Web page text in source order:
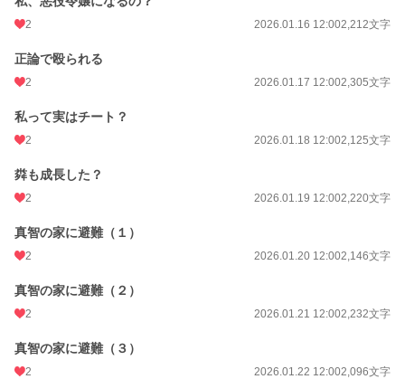
2 2026.01.16 12:002,212文字
正論で殴られる
2 2026.01.17 12:002,305文字
私って実はチート？
2 2026.01.18 12:002,125文字
粦も成長した？
2 2026.01.19 12:002,220文字
真智の家に避難（１）
2 2026.01.20 12:002,146文字
真智の家に避難（２）
2 2026.01.21 12:002,232文字
真智の家に避難（３）
2 2026.01.22 12:002,096文字